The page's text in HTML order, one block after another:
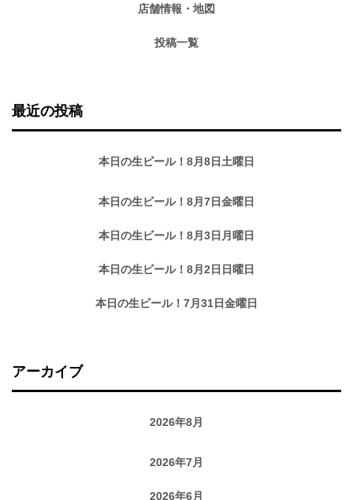
店舗情報・地図
投稿一覧
最近の投稿
本日の生ビール！8月8日土曜日
本日の生ビール！8月7日金曜日
本日の生ビール！8月3日月曜日
本日の生ビール！8月2日日曜日
本日の生ビール！7月31日金曜日
アーカイブ
2026年8月
2026年7月
2026年6月